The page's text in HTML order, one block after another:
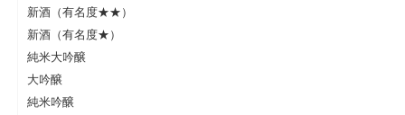
新酒（有名度★★）
新酒（有名度★）
純米大吟醸
大吟醸
純米吟醸